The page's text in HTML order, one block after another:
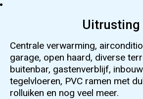
Uitrusting
Centrale verwarming,
garage, open haard, diverse
buitenbar, gastenverblijf,
tegelvloeren, PVC ramen met
rolluiken en nog veel meer.